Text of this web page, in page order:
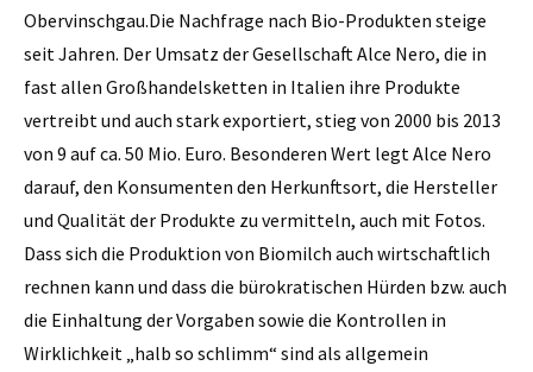
Obervinschgau.Die Nachfrage nach Bio-Produkten steige
seit Jahren. Der Umsatz der Gesellschaft Alce Nero, die in
fast allen Großhandelsketten in Italien ihre Produkte
vertreibt und auch stark exportiert, stieg von 2000 bis 2013
von 9 auf ca. 50 Mio. Euro. Besonderen Wert legt Alce Nero
darauf, den Konsumenten den Herkunftsort, die Hersteller
und Qualität der Produkte zu vermitteln, auch mit Fotos.
Dass sich die Produktion von Biomilch auch wirtschaftlich
rechnen kann und dass die bürokratischen Hürden bzw. auch
die Einhaltung der Vorgaben sowie die Kontrollen in
Wirklichkeit „halb so schlimm“ sind als allgemein